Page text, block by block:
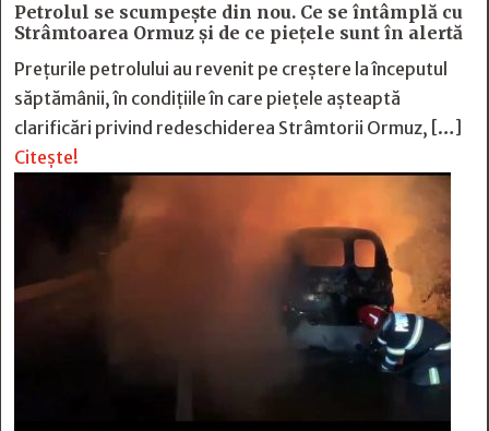
Petrolul se scumpește din nou. Ce se întâmplă cu
Strâmtoarea Ormuz și de ce piețele sunt în alertă
Prețurile petrolului au revenit pe creștere la începutul
săptămânii, în condițiile în care piețele așteaptă
clarificări privind redeschiderea Strâmtorii Ormuz, […]
Citește!